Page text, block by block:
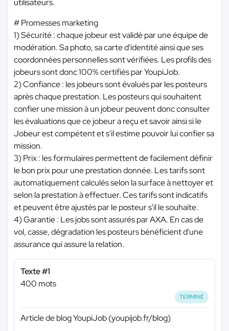
utilisateurs.
# Promesses marketing
1) Sécurité : chaque jobeur est validé par une équipe de
modération. Sa photo, sa carte d'identité ainsi que ses
coordonnées personnelles sont vérifiées. Les profils des
jobeurs sont donc 100% certifiés par YoupiJob.
2) Confiance : les jobeurs sont évalués par les posteurs
après chaque prestation. Les posteurs qui souhaitent
confier une mission à un jobeur peuvent donc consulter
les évaluations que ce jobeur a reçu et savoir ainsi si le
Jobeur est compétent et s'il estime pouvoir lui confier sa
mission.
3) Prix : les formulaires permettent de facilement définir
le bon prix pour une prestation donnée. Les tarifs sont
automatiquement calculés selon la surface à nettoyer et
selon la prestation à effectuer. Ces tarifs sont indicatifs
et peuvent être ajustés par le posteur s'il le souhaite.
4) Garantie : Les jobs sont assurés par AXA. En cas de
vol, casse, dégradation les posteurs bénéficient d'une
assurance qui assure la relation.
Texte #1
400 mots
TERMINÉ
Article de blog YoupiJob (youpijob.fr/blog)